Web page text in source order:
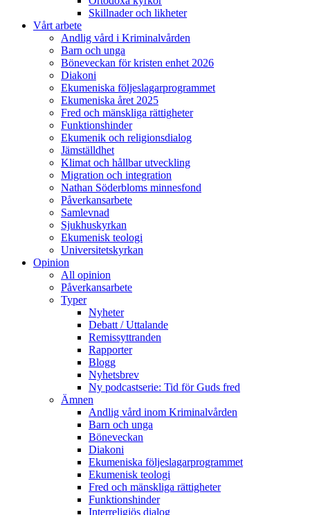
Skillnader och likheter
Vårt arbete
Andlig vård i Kriminalvården
Barn och unga
Böneveckan för kristen enhet 2026
Diakoni
Ekumeniska följeslagarprogrammet
Ekumeniska året 2025
Fred och mänskliga rättigheter
Funktionshinder
Ekumenik och religionsdialog
Jämställdhet
Klimat och hållbar utveckling
Migration och integration
Nathan Söderbloms minnesfond
Påverkansarbete
Samlevnad
Sjukhuskyrkan
Ekumenisk teologi
Universitetskyrkan
Opinion
All opinion
Påverkansarbete
Typer
Nyheter
Debatt / Uttalande
Remissyttranden
Rapporter
Blogg
Nyhetsbrev
Ny podcastserie: Tid för Guds fred
Ämnen
Andlig vård inom Kriminalvården
Barn och unga
Böneveckan
Diakoni
Ekumeniska följeslagarprogrammet
Ekumenisk teologi
Fred och mänskliga rättigheter
Funktionshinder
Interreligiös dialog